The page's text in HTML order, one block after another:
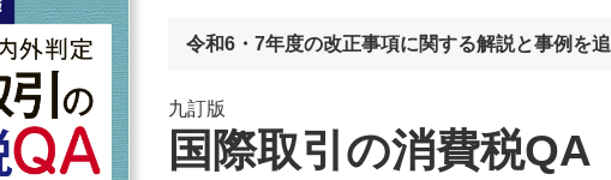
令和6・7年度の改正事項に関する解説と事例を
九訂版
国際取引の消費税QA